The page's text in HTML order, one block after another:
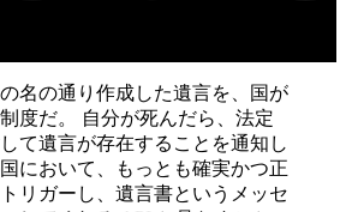
名の通り作成した遺言を、国が
度だ。 自分が死んだら、法定
て遺言が存在することを通知し
において、もっとも確実かつ正
リガーし、遺言書というメッセ